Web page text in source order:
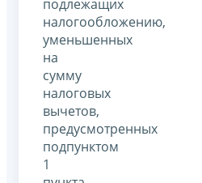
подлежащих
налогообложению,
уменьшенных
на
сумму
налоговых
вычетов,
предусмотренных
подпунктом
1